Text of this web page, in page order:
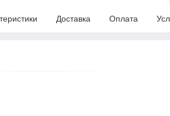
Доставка Оплата